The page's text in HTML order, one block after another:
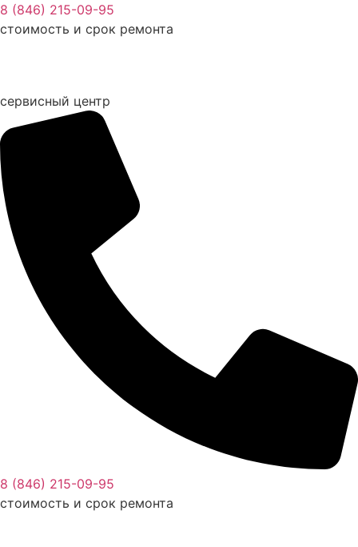
Перейти
к
8 (846) 215-09-95
стоимость и срок ремонта
сервисный центр
8 (846) 215-09-95
стоимость и срок ремонта